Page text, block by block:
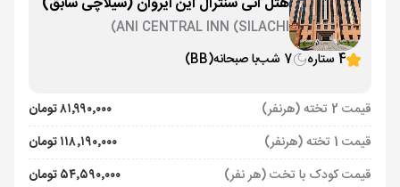
ANI CENTRAL INN (SILACHI)
4 ستاره
7 شب با صبحانه(BB)
قیمت 2 تخته (هرنفر)
۸۱٬۹۹۰٬۰۰۰ تومان
قیمت 1 تخته (هرنفر)
۱۱۸٬۱۹۰٬۰۰۰ تومان
قیمت کودک با تخت (هر نفر)
۵۴٬۵۹۰٬۰۰۰ تومان